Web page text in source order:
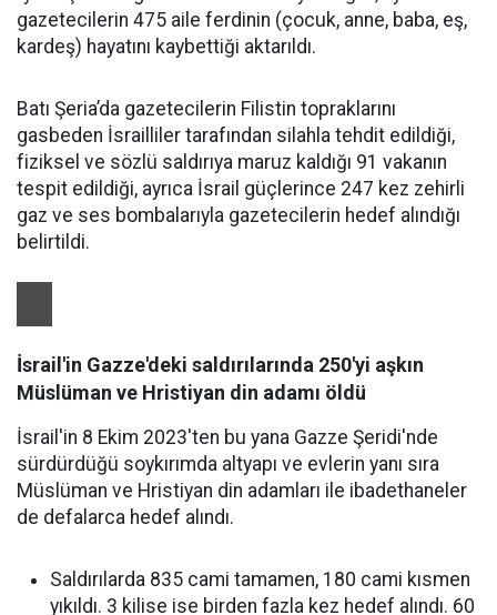
gazetecilerin 475 aile ferdinin (çocuk, anne, baba, eş,
kardeş) hayatını kaybettiği aktarıldı.
Batı Şeria’da gazetecilerin Filistin topraklarını
gasbeden İsrailliler tarafından silahla tehdit edildiği,
fiziksel ve sözlü saldırıya maruz kaldığı 91 vakanın
tespit edildiği, ayrıca İsrail güçlerince 247 kez zehirli
gaz ve ses bombalarıyla gazetecilerin hedef alındığı
belirtildi.
İsrail'in Gazze'deki saldırılarında 250'yi aşkın
Müslüman ve Hristiyan din adamı öldü
İsrail'in 8 Ekim 2023'ten bu yana Gazze Şeridi'nde
sürdürdüğü soykırımda altyapı ve evlerin yanı sıra
Müslüman ve Hristiyan din adamları ile ibadethaneler
de defalarca hedef alındı.
Saldırılarda 835 cami tamamen, 180 cami kısmen
yıkıldı. 3 kilise ise birden fazla kez hedef alındı. 60